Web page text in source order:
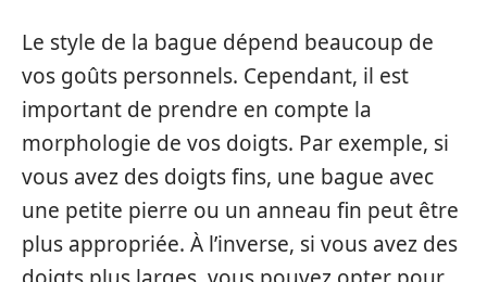
Le style de la bague dépend beaucoup de
vos goûts personnels. Cependant, il est
important de prendre en compte la
morphologie de vos doigts. Par exemple, si
vous avez des doigts fins, une bague avec
une petite pierre ou un anneau fin peut être
plus appropriée. À l’inverse, si vous avez des